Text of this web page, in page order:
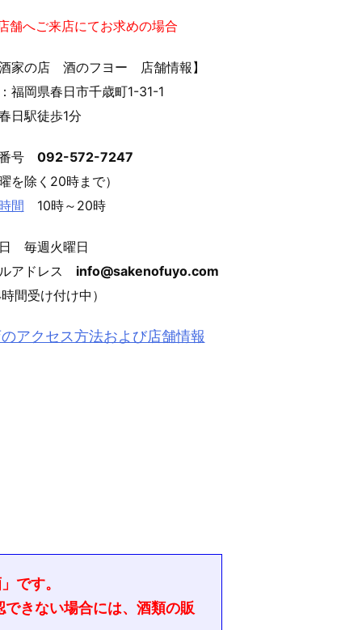
舗へご来店にてお求めの場合
酒家の店 酒のフヨー 店舗情報】
福岡県春日市千歳町1-31-1
日駅徒歩1分
号 092-572-7247
曜を除く20時まで）
間 10時～20時
毎週火曜日
アドレス info@sakenofuyo.com
時間受け付け中）
アクセス方法および店舗情報
です。
きない場合には、酒類の販